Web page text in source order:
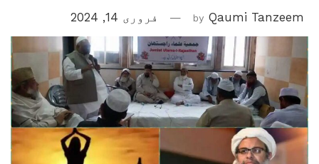
by Qaumi Tanzeem فروری 14, 2024